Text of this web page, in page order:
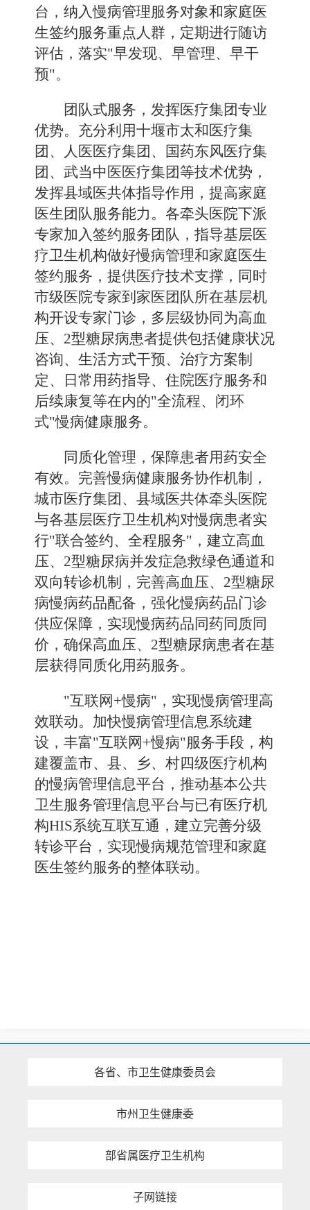
台，纳入慢病管理服务对象和家庭医
生签约服务重点人群，定期进行随访
评估，落实"早发现、早管理、早干
预"。
团队式服务，发挥医疗集团专业
优势。 充分利用十堰市太和医疗集
团、人医医疗集团、国药东风医疗集
团、武当中医医疗集团等技术优势，
发挥县域医共体指导作用，提高家庭
医生团队服务能力。各牵头医院下派
专家加入签约服务团队，指导基层医
疗卫生机构做好慢病管理和家庭医生
签约服务，提供医疗技术支撑，同时
市级医院专家到家医团队所在基层机
构开设专家门诊，多层级协同为高血
压、 2型糖尿病患者提供包括健康状况
咨询、生活方式干预、治疗方案制
定、日常用药指导、住院医疗服务和
后续康复等在内的"全流程、闭环
式"慢病健康服务。
同质化管理，保障患者用药安全
有效。 完善慢病健康服务协作机制，
城市医疗集团、县域医共体牵头医院
与各基层医疗卫生机构对慢病患者实
行"联合签约、全程服务"，建立高血
压、 2型糖尿病并发症急救绿色通道和
双向转诊机制，完善高血压、 2型糖尿
病慢病药品配备，强化慢病药品门诊
供应保障，实现慢病药品同药同质同
价，确保高血压、 2型糖尿病患者在基
层获得同质化用药服务。
"互联网+慢病"，实现慢病管理高
效联动。 加快慢病管理信息系统建
设，丰富"互联网+慢病"服务手段，构
建覆盖市、县、乡、村四级医疗机构
的慢病管理信息平台，推动基本公共
卫生服务管理信息平台与已有医疗机
构HIS系统互联互通，建立完善分级
转诊平台，实现慢病规范管理和家庭
医生签约服务的整体联动。
各省、市卫生健康委员会
市州卫生健康委
部省属医疗卫生机构
子网链接